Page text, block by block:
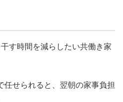
す時間を減らしたい共働き家
任せられると、翌朝の家事負担